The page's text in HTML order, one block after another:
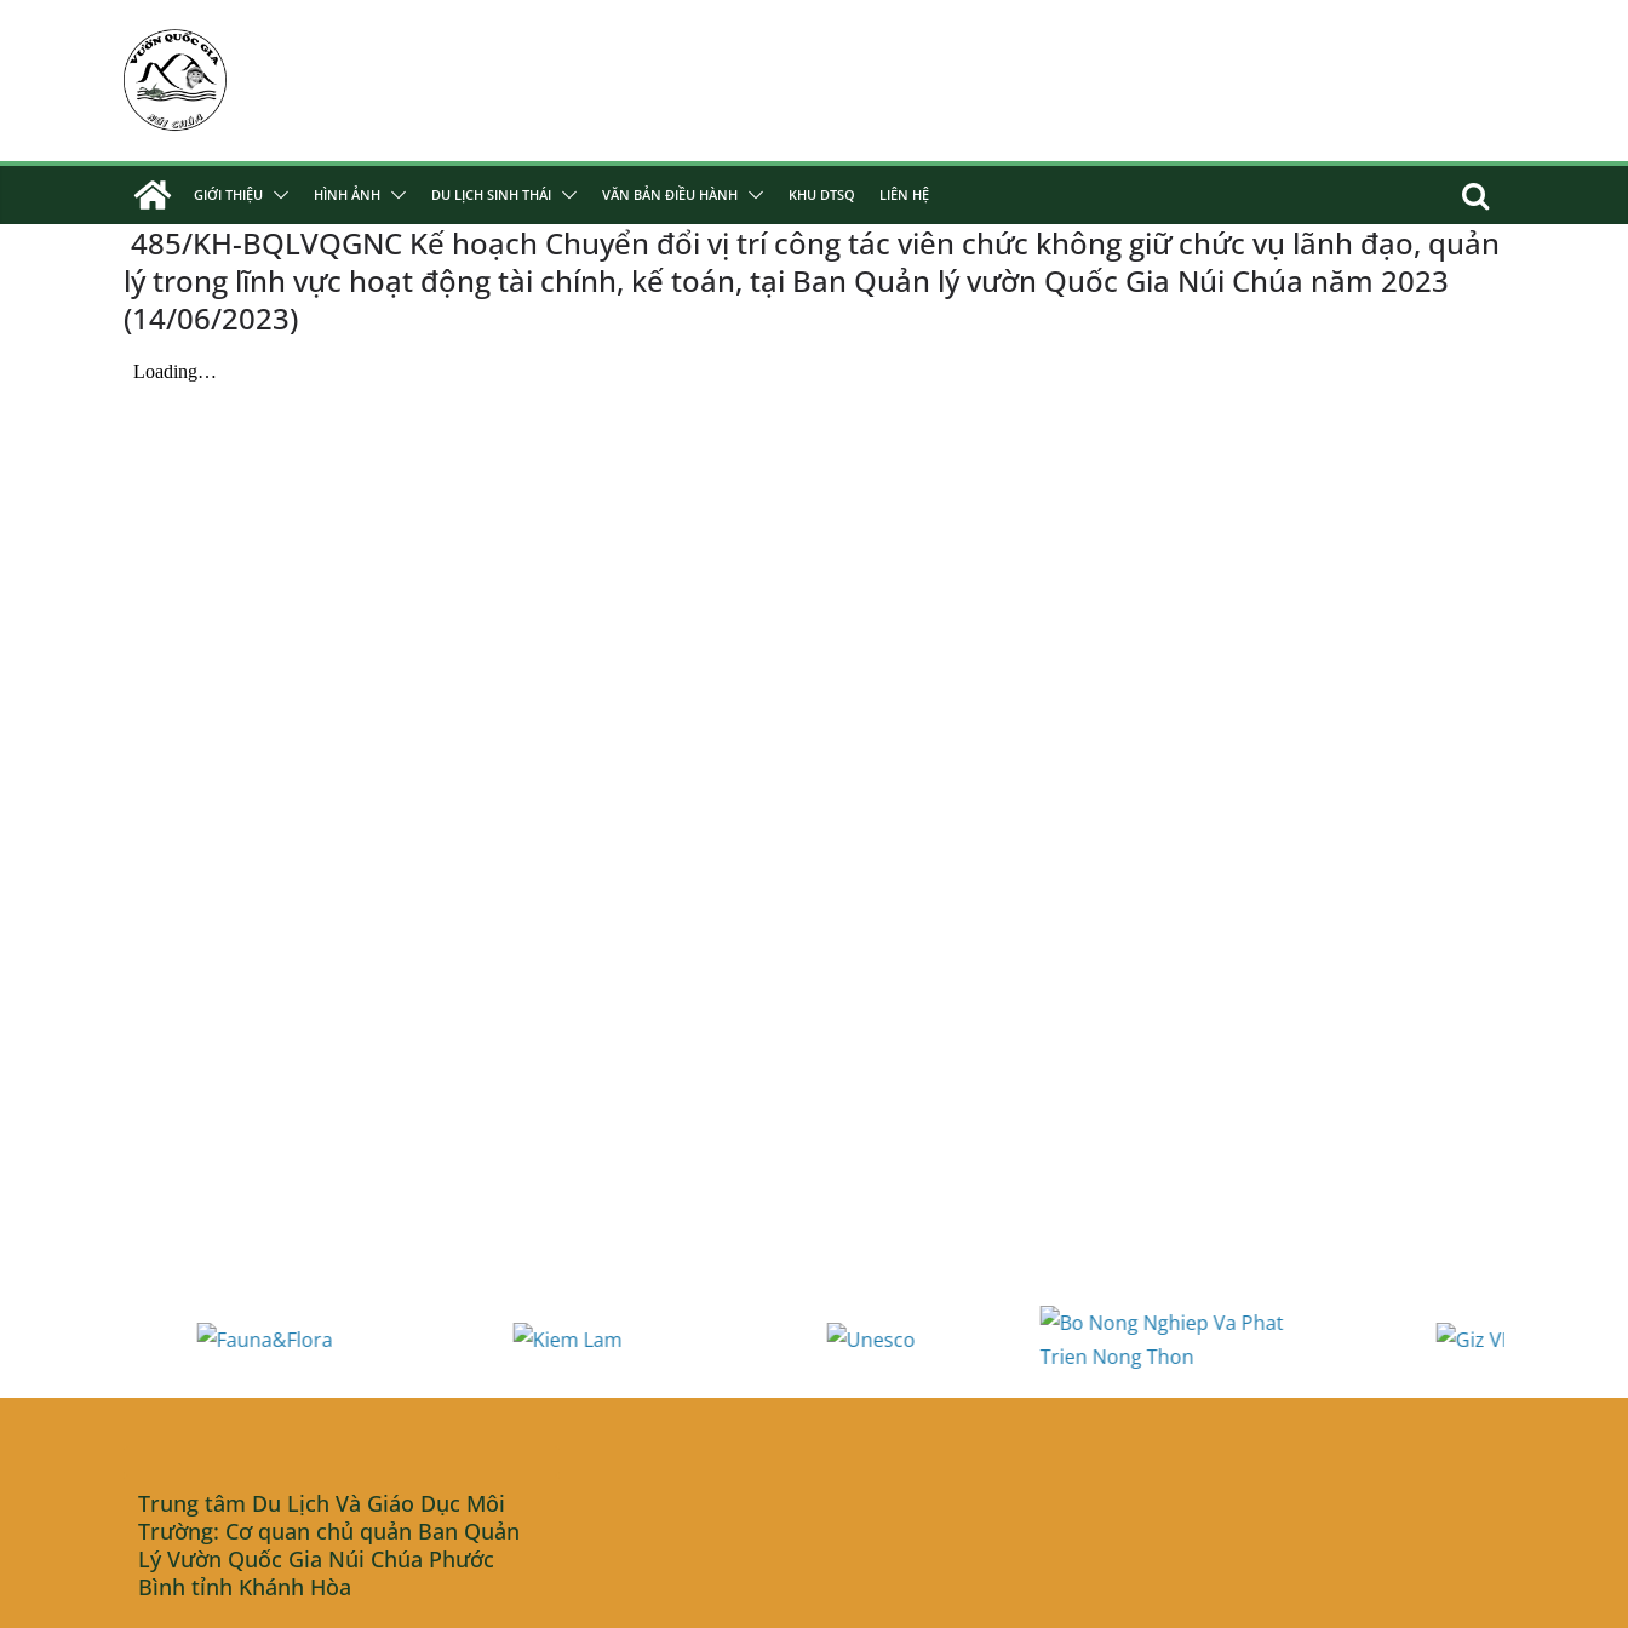
GIỚI THIỆU HÌNH ẢNH DU LỊCH SINH THÁI VĂN BẢN ĐIỀU HÀNH KHU DTSQ LIÊN HỆ
485/KH-BQLVQGNC Kế hoạch Chuyển đổi vị trí công tác viên chức không giữ chức vụ lãnh đạo, quản
lý trong lĩnh vực hoạt động tài chính, kế toán, tại Ban Quản lý vườn Quốc Gia Núi Chúa năm 2023
(14/06/2023)
Trung tâm Du Lịch Và Giáo Dục Môi
Trường: Cơ quan chủ quản Ban Quản
Lý Vườn Quốc Gia Núi Chúa Phước
Bình tỉnh Khánh Hòa